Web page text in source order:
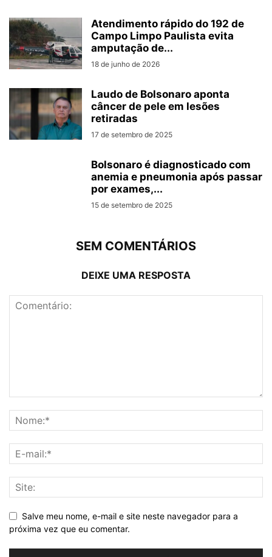
Atendimento rápido do 192 de
Campo Limpo Paulista evita
amputação de...
18 de junho de 2026
Laudo de Bolsonaro aponta
câncer de pele em lesões
retiradas
17 de setembro de 2025
Bolsonaro é diagnosticado com
anemia e pneumonia após passar
por exames,...
15 de setembro de 2025
SEM COMENTÁRIOS
DEIXE UMA RESPOSTA
Salve meu nome, e-mail e site neste navegador para a
próxima vez que eu comentar.